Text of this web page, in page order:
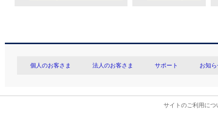
個人のお客さま 法人のお客さま サポート お知
サイトのご利用につ